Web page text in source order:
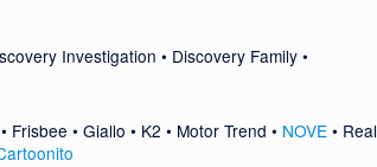
Investigation • Discovery Family •
Frisbee • Giallo • K2 • Motor Trend • NOVE• Real